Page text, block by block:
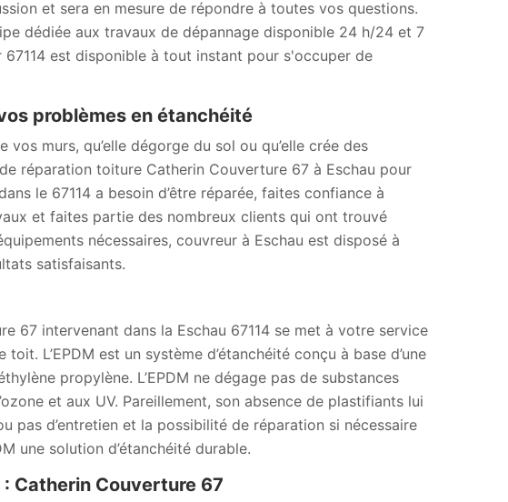
et sera en mesure de répondre à toutes vos questions.
dédiée aux travaux de dépannage disponible 24 h/24 et 7
est disponible à tout instant pour s'occuper de
problèmes en étanchéité
vos murs, qu’elle dégorge du sol ou qu’elle crée des
réparation toiture Catherin Couverture 67 à Eschau pour
le 67114 a besoin d’être réparée, faites confiance à
et faites partie des nombreux clients qui ont trouvé
nécessaires, couvreur à Eschau est disposé à
satisfaisants.
67 intervenant dans la Eschau 67114 se met à votre service
L’EPDM est un système d’étanchéité conçu à base d’une
propylène. L’EPDM ne dégage pas de substances
et aux UV. Pareillement, son absence de plastifiants lui
pas d’entretien et la possibilité de réparation si nécessaire
une solution d’étanchéité durable.
Catherin Couverture 67